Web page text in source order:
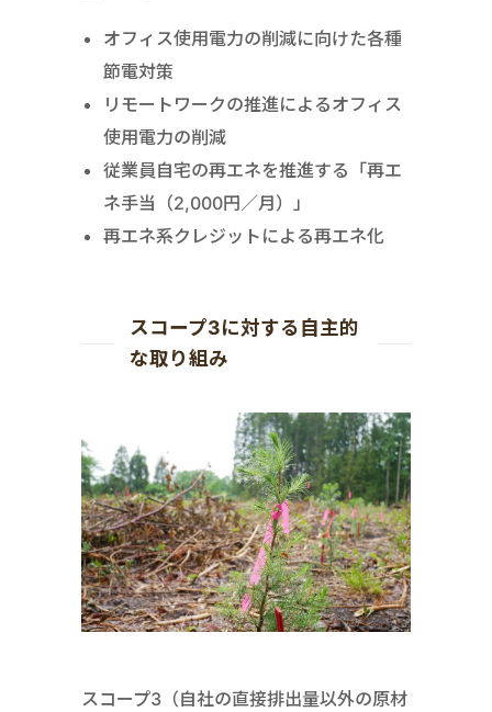
オフィス使用電力の削減に向けた各種
節電対策
リモートワークの推進によるオフィス
使用電力の削減
従業員自宅の再エネを推進する「再エ
ネ手当（2,000円／月）」
再エネ系クレジットによる再エネ化
スコープ3に対する自主的
な取り組み
スコープ3（自社の直接排出量以外の原材